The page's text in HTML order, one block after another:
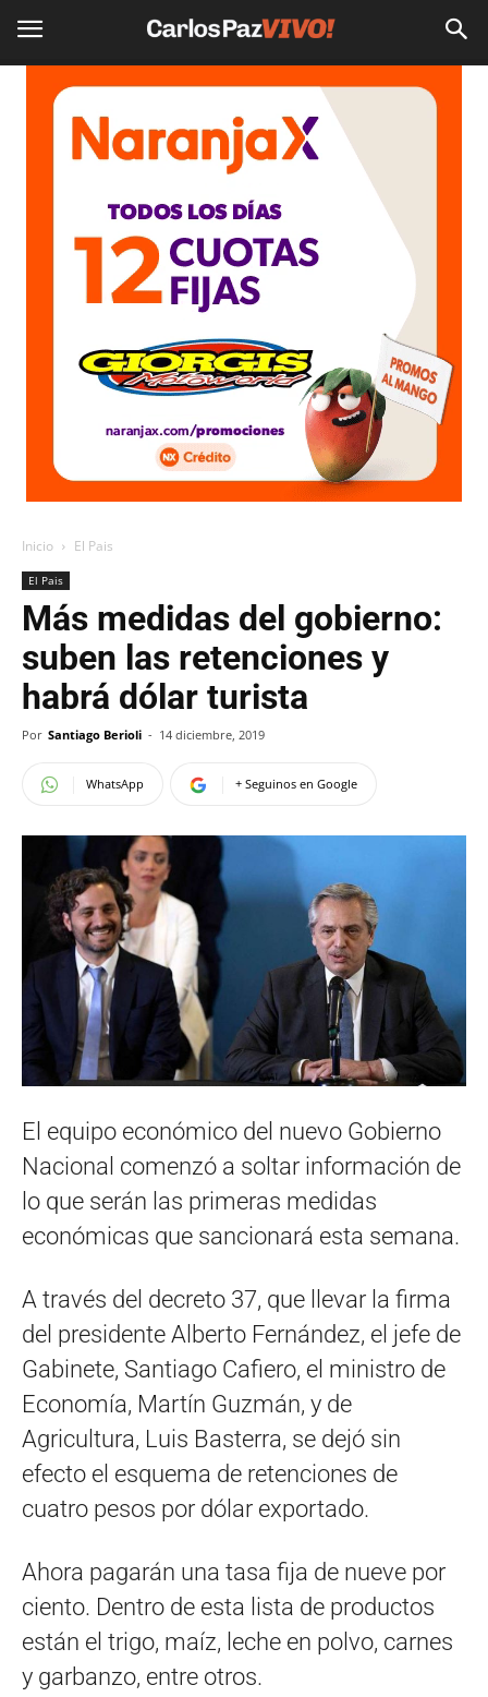
Inicio El Pais
El Pais
Más medidas del gobierno:
suben las retenciones y
habrá dólar turista
Por Santiago Berioli - 14 diciembre, 2019
WhatsApp + Seguinos en Google
El equipo económico del nuevo Gobierno
Nacional comenzó a soltar información de
lo que serán las primeras medidas
económicas que sancionará esta semana.
A través del decreto 37, que llevar la firma
del presidente Alberto Fernández, el jefe de
Gabinete, Santiago Cafiero, el ministro de
Economía, Martín Guzmán, y de
Agricultura, Luis Basterra, se dejó sin
efecto el esquema de retenciones de
cuatro pesos por dólar exportado.
Ahora pagarán una tasa fija de nueve por
ciento. Dentro de esta lista de productos
están el trigo, maíz, leche en polvo, carnes
y garbanzo, entre otros.